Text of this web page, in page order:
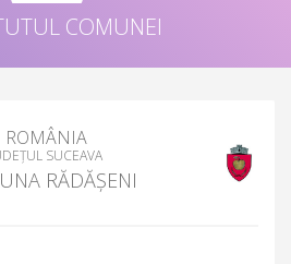
COMUNEI
ROMÂNIA
SUCEAVA
RĂDĂȘENI